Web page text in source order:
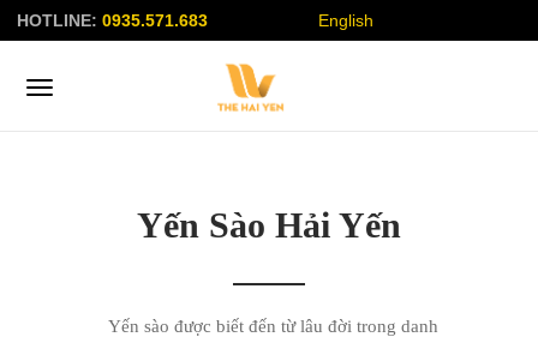
HOTLINE: 0935.571.683 English
Yến Sào Hải Yến
Yến sào được biết đến từ lâu đời trong danh